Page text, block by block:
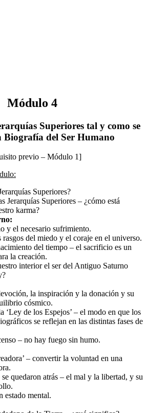
Módulo 4
Superiores tal y como se
Biografía del Ser Humano
previo – Módulo 1]
Superiores?
Jerarquías Superiores – ¿cómo está
karma?
y el necesario sufrimiento.
del miedo y el coraje en el universo.
del tiempo – el sacrificio es un
la creación.
interior el ser del Antiguo Saturno
la inspiración y la donación y su
cósmico.
‘Ley de los Espejos’ – el modo en que los
se reflejan en las distintas fases de
– no hay fuego sin humo.
– convertir la voluntad en una
quedaron atrás – el mal y la libertad, y su
estado mental.